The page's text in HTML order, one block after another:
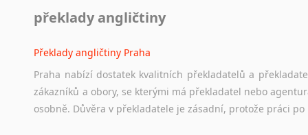
překlady angličtiny
Překlady angličtiny Praha
Praha nabízí dostatek kvalitních překladatelů a
zákazníků a obory, se kterými má překladatel nebo
osobně. Důvěra v překladatele je zásadní, protože práci